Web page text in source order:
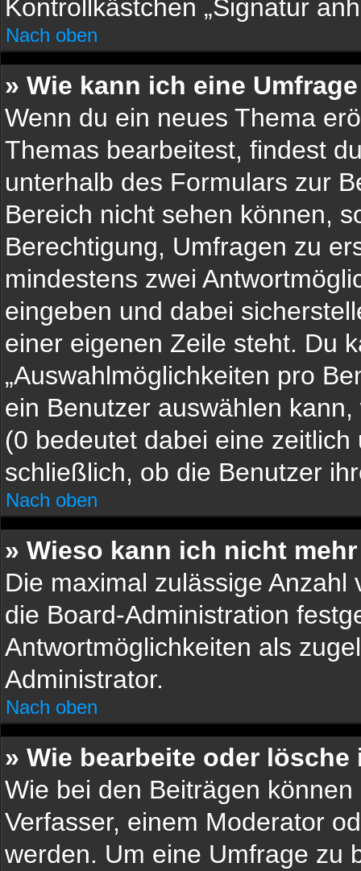
Kontrollkästchen „Signatur
Nach oben
» Wie kann ich eine
Wenn du ein neues Thema
Themas bearbeitest, findest
unterhalb des Formulars zur
Bereich nicht sehen können,
Berechtigung, Umfragen zu
mindestens zwei
eingeben und dabei
einer eigenen Zeile steht. Du
„Auswahlmöglichkeiten pro
ein Benutzer auswählen
(0 bedeutet dabei eine
schließlich, ob die Benutzer
Nach oben
» Wieso kann ich nicht
Die maximal zulässige
die Board-Administration
Antwortmöglichkeiten als
Administrator.
Nach oben
» Wie bearbeite oder
Wie bei den Beiträgen
Verfasser, einem Moderator
werden. Um eine Umfrage zu